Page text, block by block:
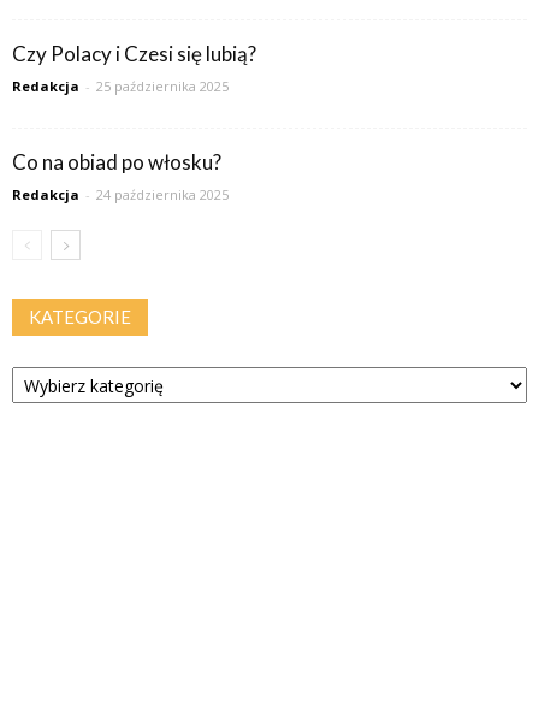
Czy Polacy i Czesi się lubią?
Redakcja - 25 października 2025
Co na obiad po włosku?
Redakcja - 24 października 2025
KATEGORIE
Kategorie